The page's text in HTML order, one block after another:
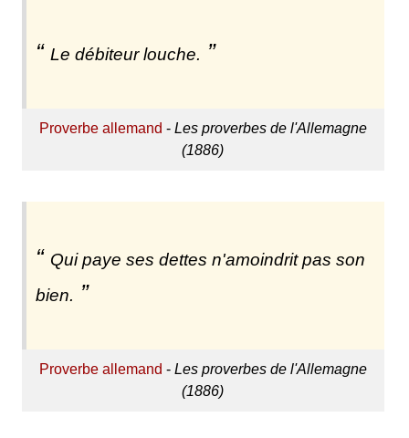
Le débiteur louche.
Proverbe allemand - Les proverbes de l'Allemagne
(1886)
Qui paye ses dettes n'amoindrit pas son
bien.
Proverbe allemand - Les proverbes de l'Allemagne
(1886)